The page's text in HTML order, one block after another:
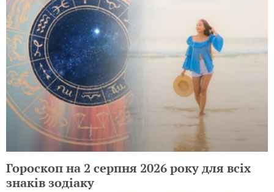
Гороскоп на 2 серпня 2026 року для всіх
знаків зодіаку